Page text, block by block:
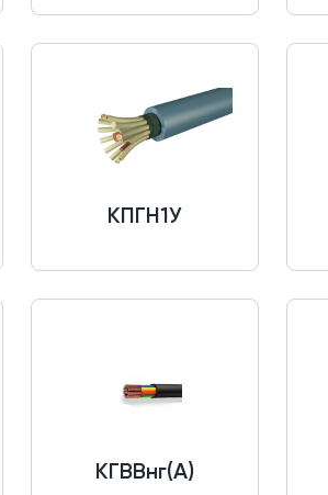
КПГН1У
КГВВнг(A)